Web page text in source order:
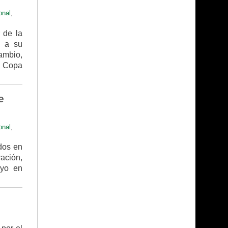
,
de la
a su
,
en
en